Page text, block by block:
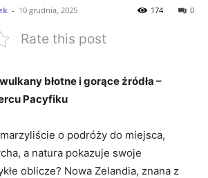
- 10 grudnia, 2025 0
174
Rate this post
błotne i gorące źródła –
Pacyfiku
o podróży do miejsca,
a natura pokazuje swoje
oblicze? Nowa Zelandia, znana z